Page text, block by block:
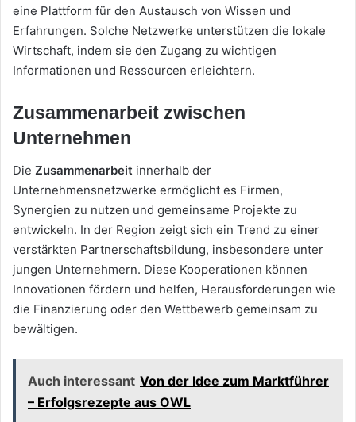
eine Plattform für den Austausch von Wissen und
Erfahrungen. Solche Netzwerke unterstützen die lokale
Wirtschaft, indem sie den Zugang zu wichtigen
Informationen und Ressourcen erleichtern.
Zusammenarbeit zwischen
Unternehmen
Die Zusammenarbeit innerhalb der
Unternehmensnetzwerke ermöglicht es Firmen,
Synergien zu nutzen und gemeinsame Projekte zu
entwickeln. In der Region zeigt sich ein Trend zu einer
verstärkten Partnerschaftsbildung, insbesondere unter
jungen Unternehmern. Diese Kooperationen können
Innovationen fördern und helfen, Herausforderungen wie
die Finanzierung oder den Wettbewerb gemeinsam zu
bewältigen.
Auch interessant Von der Idee zum Marktführer
– Erfolgsrezepte aus OWL